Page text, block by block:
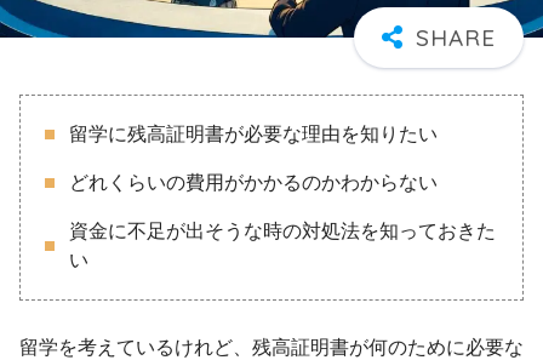
留学に残高証明書が必要な理由を知りたい
どれくらいの費用がかかるのかわからない
資金に不足が出そうな時の対処法を知っておきた
い
留学を考えているけれど、残高証明書が何のために必要な